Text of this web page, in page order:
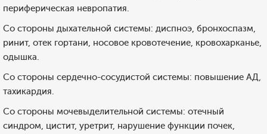
периферическая невропатия.
Со стороны дыхательной системы: диспноэ, бронхоспазм,
ринит, отек гортани, носовое кровотечение, кровохарканье,
одышка.
Со стороны сердечно-сосудистой системы: повышение АД,
тахикардия.
Со стороны мочевыделительной системы: отечный
синдром, цистит, уретрит, нарушение функции почек,